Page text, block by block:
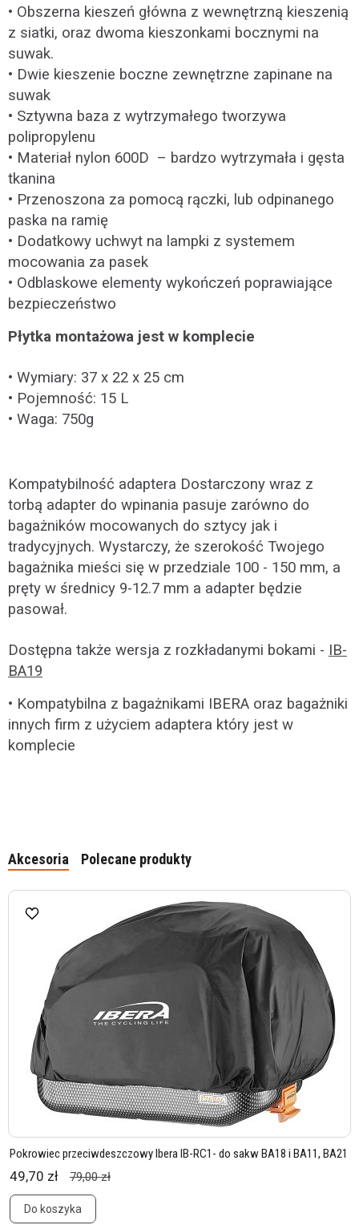
• Obszerna kieszeń główna z wewnętrzną kieszenią
z siatki, oraz dwoma kieszonkami bocznymi na
suwak.
• Dwie kieszenie boczne zewnętrzne zapinane na
suwak
• Sztywna baza z wytrzymałego tworzywa
polipropylenu
• Materiał nylon 600D – bardzo wytrzymała i gęsta
tkanina
• Przenoszona za pomocą rączki, lub odpinanego
paska na ramię
• Dodatkowy uchwyt na lampki z systemem
mocowania za pasek
• Odblaskowe elementy wykończeń poprawiające
bezpieczeństwo
Płytka montażowa jest w komplecie
• Wymiary: 37 x 22 x 25 cm
• Pojemność: 15 L
• Waga: 750g
Kompatybilność adaptera Dostarczony wraz z
torbą adapter do wpinania pasuje zarówno do
bagażników mocowanych do sztycy jak i
tradycyjnych. Wystarczy, że szerokość Twojego
bagażnika mieści się w przedziale 100 - 150 mm, a
pręty w średnicy 9-12.7 mm a adapter będzie
pasował.
Dostępna także wersja z rozkładanymi bokami - IB-
BA19
• Kompatybilna z bagażnikami IBERA oraz bagażniki
innych firm z użyciem adaptera który jest w
komplecie
Akcesoria Polecane produkty
Pokrowiec przeciwdeszczowy Ibera IB-RC1- do sakw BA18 i BA11, BA21
49,70 zł 79,00 zł
Do koszyka